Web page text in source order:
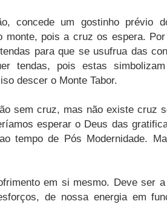
concede um gostinho prévio
pois a cruz os espera.
para que se usufrua das
tendas, pois estas
descer o Monte Tabor.
sem cruz, mas não existe cruz
esperar o Deus das
tempo de Pós Modernidade.
em si mesmo. Deve ser
de nossa energia em